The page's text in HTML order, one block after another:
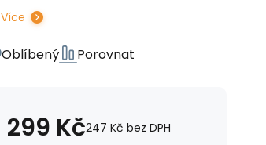
Více
Oblíbený Porovnat
299 Kč247 Kč bez DPH